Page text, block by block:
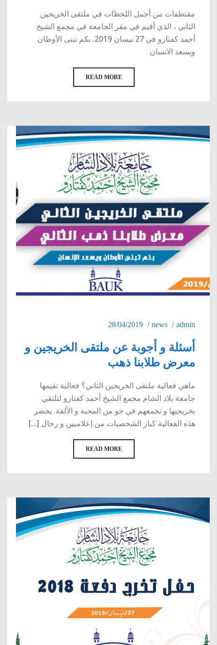
مقتطفات من أجمل اللحظات في ملتقى الخريجين
الثاني ، الذي أقيم في مقر الجامعة في مجمع الشيخ
أحمد كفتارو في 27 نيسان 2019. بكم تبنى الأوطان
ويسعد الانسان
READ MORE
admin
news
28/04/2019
أسئلة و أجوبة عن ملتقى الخريجين و
معرض طلابنا ذهب
ماهي فعالية ملتقى الخريجين الثاني؟ فعالية تقيمها
جامعة بلاد الشام مجمع الشيخ أحمد كفتارو لتلتقي
بخريجيها و تجمعهم في جو من المحبة و الألفة. يحضر
هذه الفعالية كبار الشخصيات من إعلاميين و رجال [...]
READ MORE